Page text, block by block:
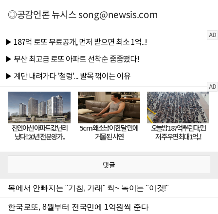
◎공감언론 뉴시스song@newsis.com
댓글